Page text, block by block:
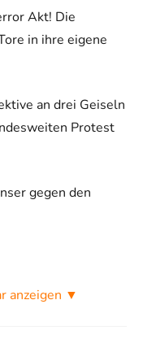
Akt! Die
in ihre eigene
an drei Geiseln
Protest
gegen den
anzeigen ▼